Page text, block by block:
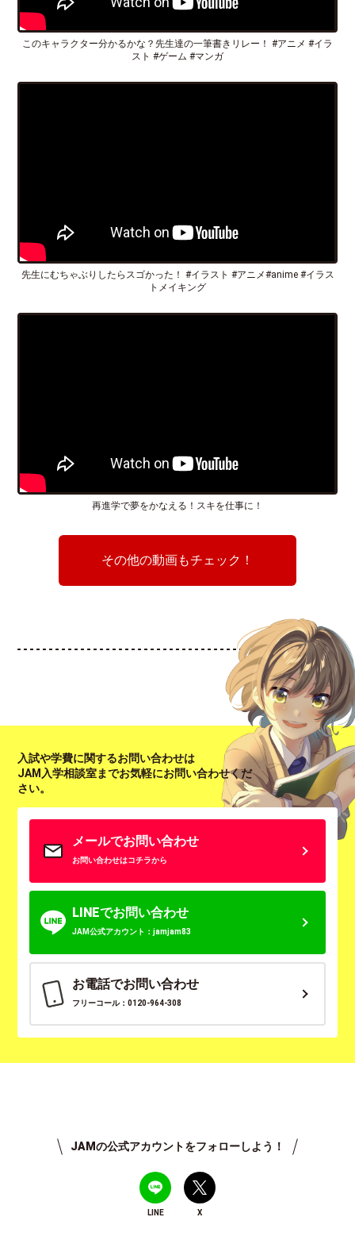
このキャラクター分かるかな？先生達の一筆書きリレー！ #アニメ #イラ
スト #ゲーム #マンガ
先生にむちゃぶりしたらスゴかった！ #イラスト #アニメ#anime #イラス
トメイキング
再進学で夢をかなえる！スキを仕事に！
その他の動画もチェック！
入試や学費に関するお問い合わせは
JAM入学相談室までお気軽にお問い合わせくだ
さい。
メールでお問い合わせ
お問い合わせはコチラから
LINEでお問い合わせ
JAM公式アカウント：jamjam83
お電話でお問い合わせ
フリーコール：0120-964-308
JAMの公式アカウントをフォローしよう！
LINE X